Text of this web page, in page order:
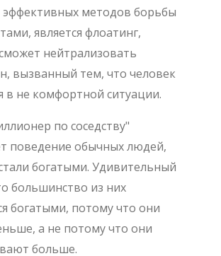
методов борьбы
является флоатинг,
нейтрализовать
вызванный тем, что человек
в не комфортной ситуации.
по соседству"
поведение обычных людей,
богатыми. Удивительный
большинство из них
богатыми, потому что они
а не потому что они
больше.